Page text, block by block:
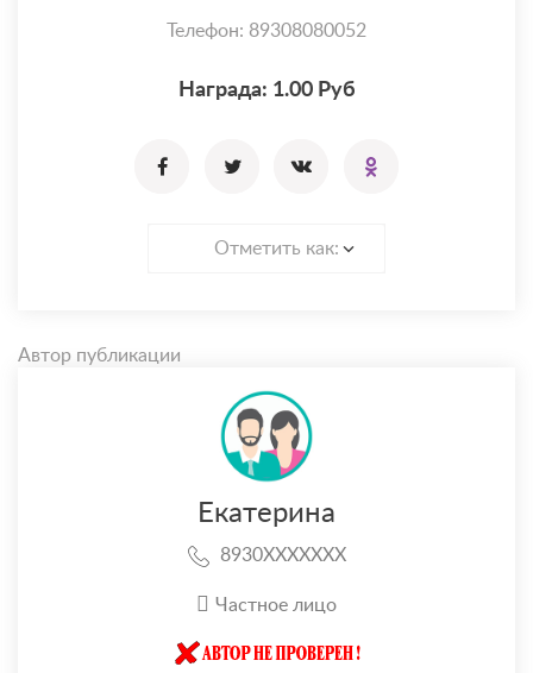
Телефон: 89308080052
Награда: 1.00 Руб
Отметить как:
Автор публикации
Екатерина
8930XXXXXXX
Частное лицо